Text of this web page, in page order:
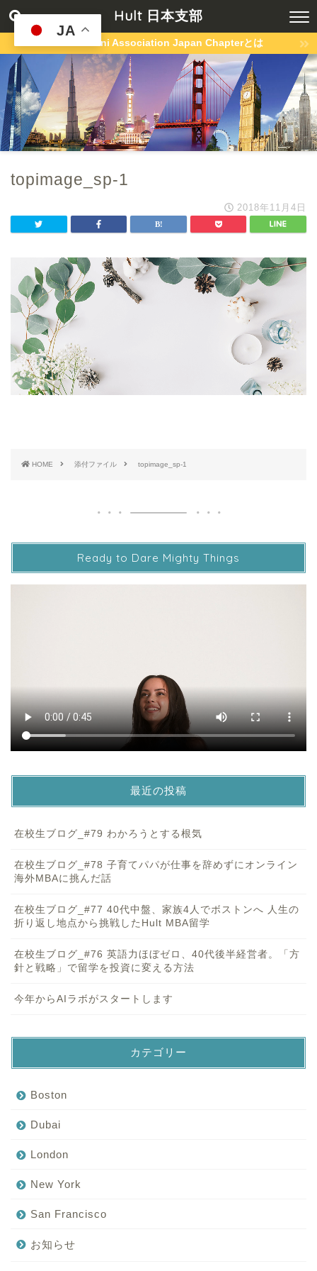
Hult 日本支部
Hult Alumni Association Japan Chapterとは
topimage_sp-1
2018年11月4日
HOME 添付ファイル topimage_sp-1
Ready to Dare Mighty Things
最近の投稿
在校生ブログ_#79 わかろうとする根気
在校生ブログ_#78 子育てパパが仕事を辞めずにオンライン
海外MBAに挑んだ話
在校生ブログ_#77 40代中盤、家族4人でボストンへ 人生の
折り返し地点から挑戦したHult MBA留学
在校生ブログ_#76 英語力ほぼゼロ、40代後半経営者。「方
針と戦略」で留学を投資に変える方法
今年からAIラボがスタートします
カテゴリー
Boston
Dubai
London
New York
San Francisco
お知らせ
JA